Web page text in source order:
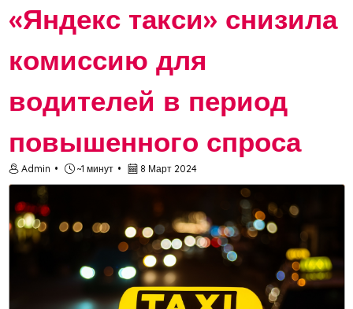
«Яндекс такси» снизила
комиссию для
водителей в период
повышенного спроса
Admin ~1 минут 8 Март 2024